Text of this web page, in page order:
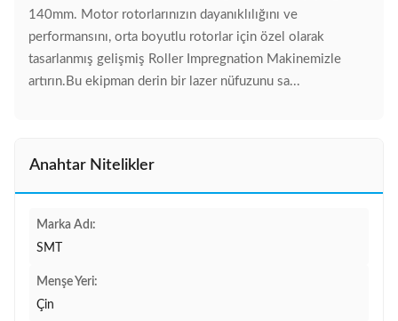
140mm. Motor rotorlarınızın dayanıklılığını ve
performansını, orta boyutlu rotorlar için özel olarak
tasarlanmış gelişmiş Roller Impregnation Makinemizle
artırın.Bu ekipman derin bir lazer nüfuzunu sa...
Anahtar Nitelikler
Marka Adı:
SMT
Menşe Yeri:
Çin